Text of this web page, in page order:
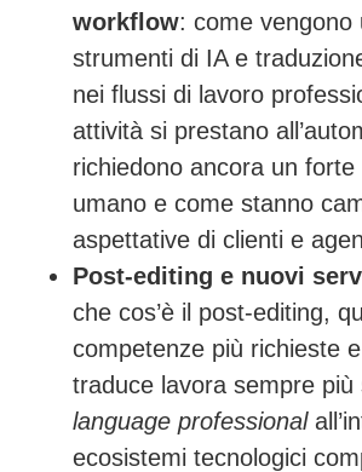
workflow: come vengono
strumenti di IA e
nei flussi di lavoro
attività si prestano
richiedono ancora un
umano e come stanno
aspettative di clienti e
Post-editing e nuovi
che cos’è il post-editing,
competenze più richieste
traduce lavora sempre più
language professional
ecosistemi tecnologici